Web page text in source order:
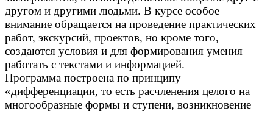
другом и другими людьми. В курсе особое
внимание обращается на проведение практических
работ, экскурсий, проектов, но кроме того,
создаются условия и для формирования умения
работать с текстами и информацией.
Программа построена по принципу
«дифференциации, то есть расчленения целого на
многообразные формы и ступени, возникновение